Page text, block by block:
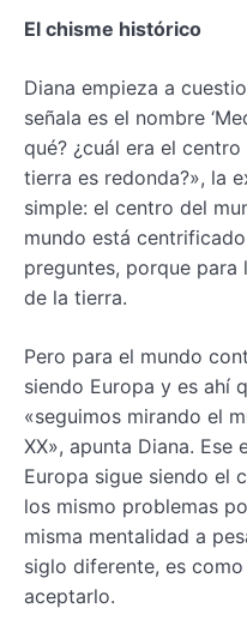
El chisme histórico
Diana empieza a
señala es el nombre
qué? ¿cuál era el
tierra es redonda?», la
simple: el centro del
mundo está
preguntes, porque para
de la tierra.
Pero para el mundo
siendo Europa y es ahí
«seguimos mirando el
XX», apunta Diana.
Europa sigue siendo el
los mismo problemas
misma mentalidad a
siglo diferente, es
aceptarlo.